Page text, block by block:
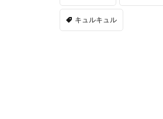
キュルキュル